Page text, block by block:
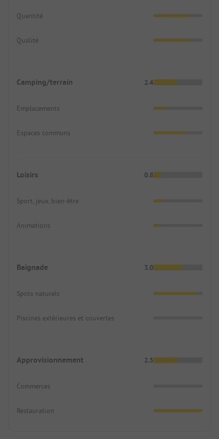
beaucoup plus que quelques maisons autour du
couvertes d'oliviers. Si vous cherchez le calme loin
taverne. La baie est protégée par de hauts rochers,
camping était probablement le plus beau de notre
d'être dans un grand jardin plutôt que sur un
Quantité
Qualité
Camping/terrain 2.4
Emplacements
Espaces communs
Loisirs 0.8
Sport, jeux, bien-être
Animations
Baignade 3.0
Spots naturels
Piscines extérieures et couvertes
Approvisionnement 2.5
Commerces
Restauration